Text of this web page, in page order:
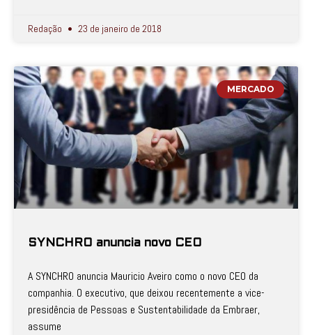
Redação 23 de janeiro de 2018
MERCADO
SYNCHRO anuncia novo CEO
A SYNCHRO anuncia Mauricio Aveiro como o novo CEO da
companhia. O executivo, que deixou recentemente a vice-
presidência de Pessoas e Sustentabilidade da Embraer,
assume